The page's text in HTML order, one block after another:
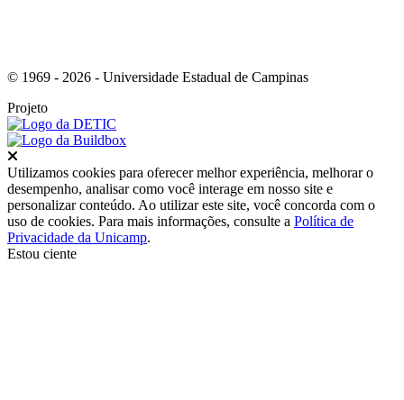
© 1969 - 2026 - Universidade Estadual de Campinas
Projeto
Utilizamos cookies para oferecer melhor experiência, melhorar o
desempenho, analisar como você interage em nosso site e
personalizar conteúdo. Ao utilizar este site, você concorda com o
uso de cookies. Para mais informações, consulte a Política de
Privacidade da Unicamp.
Estou ciente